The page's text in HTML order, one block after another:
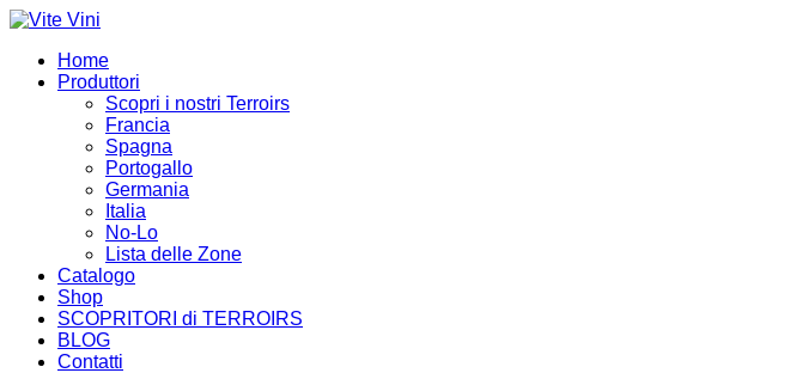
Home
Produttori
Scopri i nostri Terroirs
Francia
Spagna
Portogallo
Germania
Italia
No-Lo
Lista delle Zone
Catalogo
Shop
SCOPRITORI di TERROIRS
BLOG
Contatti